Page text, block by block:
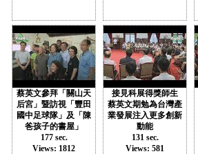
蔡英文參拜「關山天
后宮」暨訪視「豐田
國中足球隊」及「陳
爸孩子的書屋」
177 sec.
Views: 1812
接見科展得獎師生
蔡英文期勉為台灣產
業發展注入更多創新
動能
131 sec.
Views: 581